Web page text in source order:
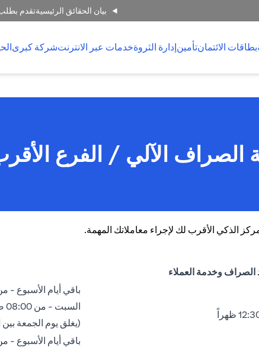
بيان الحقائق الرئيسيةتقدم
بطاقات الائتمانتأمينإدارة الثروةخدمات عبر الانترنتشركة كبرى
الصراف الآلي / الفرع
الذكي الأقرب لك لإجراء معاملاتك المهمة.
الصراف وخدمة العملاء
باقي أيام الأسبوع - من 09:00 صباحًا إلى 05:00
السبت - من 08:00 صباحًا إلى 02:00 ظهراً
(يغلق يوم الجمعة بين الساعة 12:30 ظهراً –
باقي أيام الأسبوع - من 09:00 صباحًا إلى 05:00